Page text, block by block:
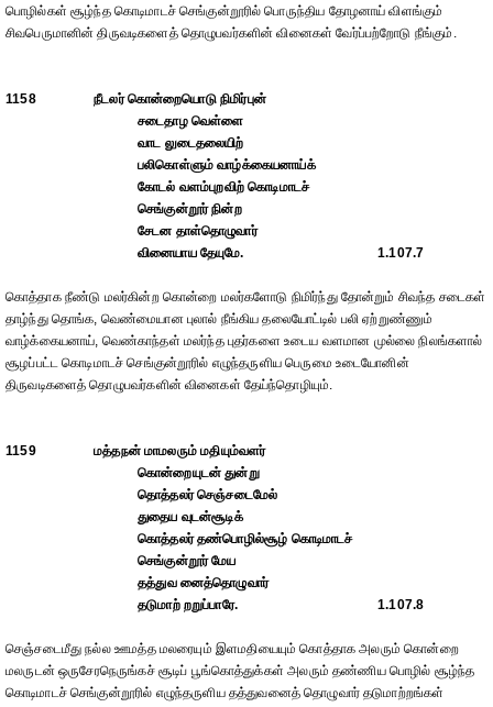
பொழில்கள் சூழ்ந்த கொடிமாடச் செங்குன்றூரில் பொருந்திய தோழனாய் விளங்கும்
சிவபெருமானின் திருவடிகளைத் தொழுபவர்களின் வினைகள் வேர்ப்பற்றோடு நீங்கும்.
1158
நீடலர் கொன்றையொடு நிமிர்புன்
சடைதாழ வெள்ளை
வாட லுடைதலையிற்
பலிகொள்ளும் வாழ்க்கையனாய்க்
கோடல் வளம்புறவிற் கொடிமாடச்
செங்குன்றூர் நின்ற
சேடன தாள்தொழுவார்
வினையாய தேயுமே.
1.107.7
கொத்தாக நீண்டு மலர்கின்ற கொன்றை மலர்களோடு நிமிர்ந்து தோன்றும் சிவந்த சடைகள்
தாழ்ந்து தொங்க, வெண்மையான புலால் நீங்கிய தலையோட்டில் பலி ஏற்றுண்ணும்
வாழ்க்கையனாய், வெண்காந்தள் மலர்ந்த புதர்களை உடைய வளமான முல்லை நிலங்களால்
சூழப்பட்ட கொடிமாடச் செங்குன்றூரில் எழுந்தருளிய பெருமை உடையோனின்
திருவடிகளைத் தொழுபவர்களின் வினைகள் தேய்ந்தொழியும்.
1159
மத்தநன் மாமலரும் மதியும்வளர்
கொன்றையுடன் துன்று
தொத்தலர் செஞ்சடைமேல்
துதைய வுடன்சூடிக்
கொத்தலர் தண்பொழில்சூழ் கொடிமாடச்
செங்குன்றூர் மேய
தத்துவ னைத்தொழுவார்
தடுமாற் றறுப்பாரே.
1.107.8
செஞ்சடைமீது நல்ல ஊமத்த மலரையும் இளமதியையும் கொத்தாக அலரும் கொன்றை
மலருடன் ஒருசேரநெருங்கச் சூடிப் பூங்கொத்துக்கள் அலரும் தண்ணிய பொழில் சூழ்ந்த
கொடிமாடச் செங்குன்றூரில் எழுந்தருளிய தத்துவனைத் தொழுவார் தடுமாற்றங்கள்